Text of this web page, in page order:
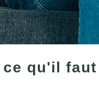
qu'il faut